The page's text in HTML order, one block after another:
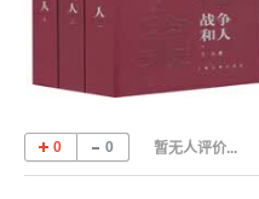
0 0 暂无人评价...